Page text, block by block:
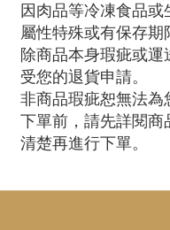
因肉品等冷凍食品
屬性特殊或有保存期
除商品本身瑕疵或
受您的退貨申請。
非商品瑕疵恕無法為
下單前，請先詳閱商
清楚再進行下單。